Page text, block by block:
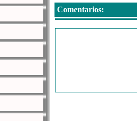
Долгополов
Ep}~R
Лермонтов М -
Comentarios: